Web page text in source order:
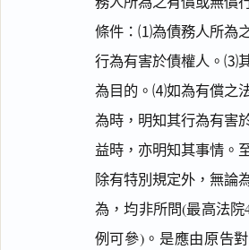
條件：⑴為債務人所為
行為有害於債權人。⑶
為目的。⑷如為有償之
為時，明知其行為有害
益時，亦明知其事情。
除有特別規定外，無論
為，均非所問(最高法院
例可參)。是應由原告